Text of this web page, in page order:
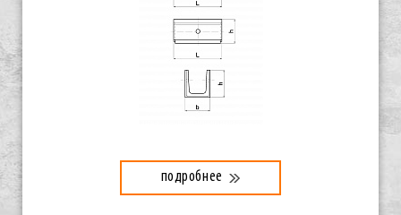
подробнее